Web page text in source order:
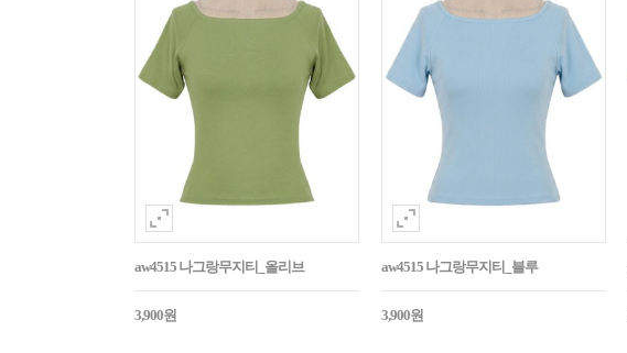
aw4515 나그랑무지티_올리브
3,900원
aw4515 나그랑무지티_블루
3,900원